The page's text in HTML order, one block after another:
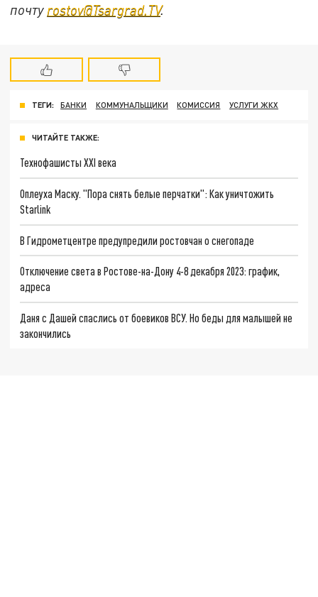
почту rostov@Tsargrad.ТV.
ТЕГИ: БАНКИ КОММУНАЛЬЩИКИ КОМИССИЯ УСЛУГИ ЖКХ
ЧИТАЙТЕ ТАКЖЕ:
Технофашисты XXI века
Оплеуха Маску. "Пора снять белые перчатки": Как уничтожить
Starlink
В Гидрометцентре предупредили ростовчан о снегопаде
Отключение света в Ростове-на-Дону 4-8 декабря 2023: график,
адреса
Даня с Дашей спаслись от боевиков ВСУ. Но беды для малышей не
закончились